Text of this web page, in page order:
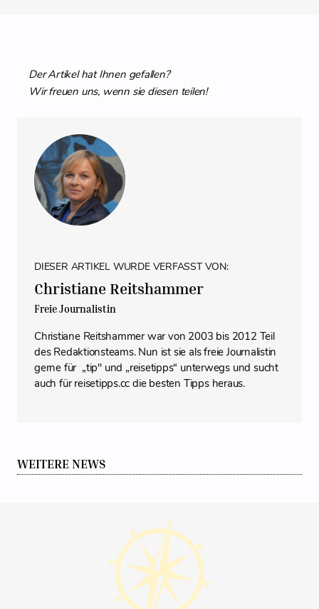
Der Artikel hat Ihnen gefallen?
Wir freuen uns, wenn sie diesen teilen!
DIESER ARTIKEL WURDE VERFASST VON:
Christiane Reitshammer
Freie Journalistin
Christiane Reitshammer war von 2003 bis 2012 Teil
des Redaktionsteams. Nun ist sie als freie Journalistin
gerne für „tip" und „reisetipps“ unterwegs und sucht
auch für reisetipps.cc die besten Tipps heraus.
WEITERE NEWS